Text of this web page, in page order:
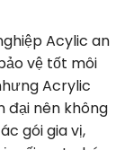
Acylic an
vệ tốt môi
Acrylic
đại nên không
gói gia vị,